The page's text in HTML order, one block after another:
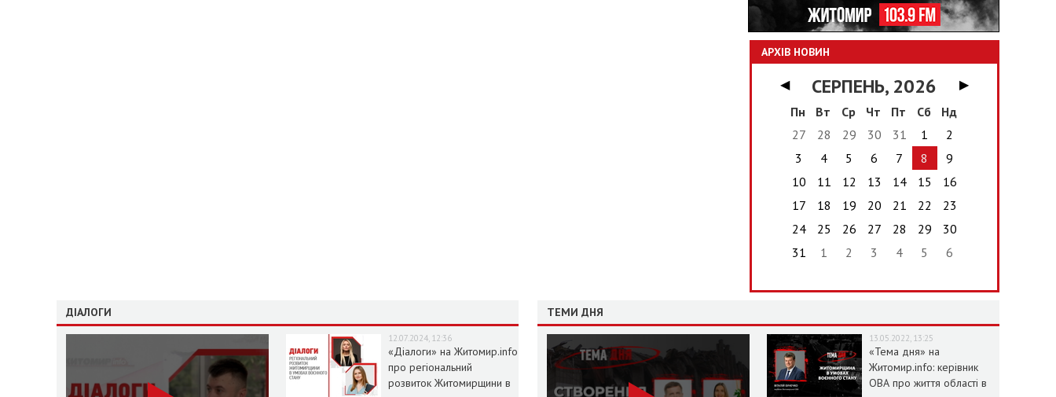
АРХІВ НОВИН
◀ СЕРПЕНЬ, 2026
▶
Пн
Вт Ср Чт Пт Сб
Нд
27
28 29 30 31 1
2
3
4 5 6 7 8
9
10
11 12 13 14 15
16
17
18 19 20 21 22
23
24
25 26 27 28 29
30
31
1 2 3 4 5 6
ДІАЛОГИ
12.07.2024, 12:36
«Діалоги» на Житомир.info
про регіональний
розвиток Житомирщини в
ТЕМИ ДНЯ
13.05.2022, 13:25
«Тема дня» на
Житомир.info: керівник
ОВА про життя області в